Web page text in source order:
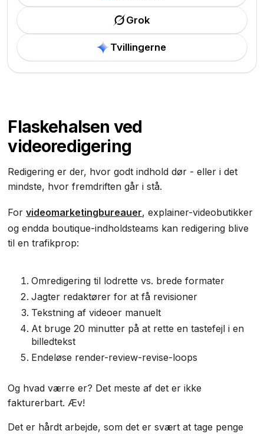
Grok
Tvillingerne
Flaskehalsen ved
videoredigering
Redigering er der, hvor godt indhold dør - eller i det
mindste, hvor fremdriften går i stå.
Forvideomarketingbureauer, explainer-videobutikker
og endda boutique-indholdsteams kan redigering blive
til en trafikprop:
Omredigering til lodrette vs. brede formater
Jagter redaktører for at få revisioner
Tekstning af videoer manuelt
At bruge 20 minutter på at rette en tastefejl i en
billedtekst
Endeløse render-review-revise-loops
Og hvad værre er? Det meste af det er ikke
fakturerbart. Æv!
Det er hårdt arbejde, som det er svært at tage penge